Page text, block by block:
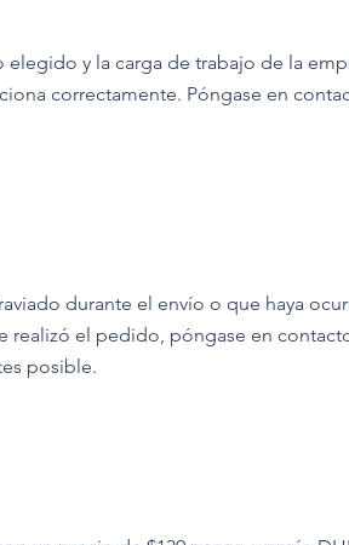
y la carga de trabajo de la
correctamente. Póngase en
durante el envío o que haya
realizó el pedido, póngase en
posible.